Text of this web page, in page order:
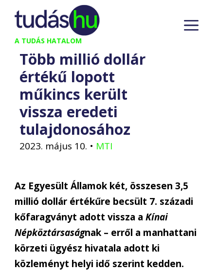
Kilépés
tartalomba
A TUDÁS HATALOM
Több millió dollár
értékű lopott
műkincs került
vissza eredeti
tulajdonosához
2023. május 10. • MTI
Az Egyesült Államok két, összesen 3,5
millió dollár értékűre becsült 7. századi
kőfaragványt adott vissza a Kínai
Népköztársaságnak – erről a manhattani
körzeti ügyész hivatala adott ki
közleményt helyi idő szerint kedden.